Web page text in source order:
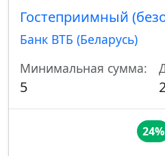
Гостеприимный
Банк ВТБ (Беларусь)
Минимальная сумма:
5
24%